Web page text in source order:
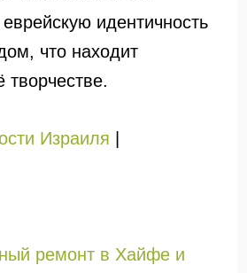
идентичность
что находит
творчестве.
Израиля
ремонт в Хайфе и